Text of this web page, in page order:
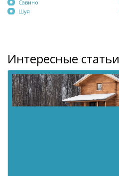
Савино
Шуя
Интересные статьи